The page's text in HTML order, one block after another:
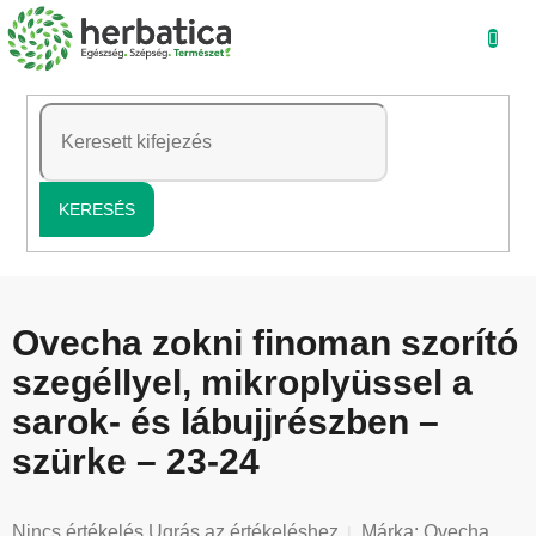
Ugrás
a
tartalomhoz
KERESÉS
Ovecha zokni finoman szorító
szegéllyel, mikroplyüssel a
sarok- és lábujjrészben –
szürke – 23-24
A
Nincs értékelés Ugrás az értékeléshez Márka: Ovecha